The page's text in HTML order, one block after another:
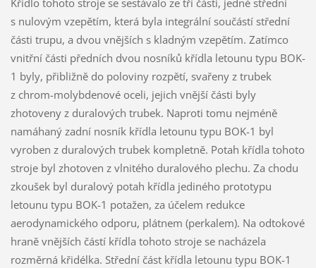
Křídlo tohoto stroje se sestávalo ze tří částí, jedné střední
s nulovým vzepětím, která byla integrální součástí střední
části trupu, a dvou vnějších s kladným vzepětím. Zatímco
vnitřní části předních dvou nosníků křídla letounu typu BOK-
1 byly, přibližně do poloviny rozpětí, svařeny z trubek
z chrom-molybdenové oceli, jejich vnější části byly
zhotoveny z duralových trubek. Naproti tomu nejméně
namáhaný zadní nosník křídla letounu typu BOK-1 byl
vyroben z duralových trubek kompletně. Potah křídla tohoto
stroje byl zhotoven z vlnitého duralového plechu. Za chodu
zkoušek byl duralový potah křídla jediného prototypu
letounu typu BOK-1 potažen, za účelem redukce
aerodynamického odporu, plátnem (perkalem). Na odtokové
hraně vnějších částí křídla tohoto stroje se nacházela
rozměrná křidélka. Střední část křídla letounu typu BOK-1